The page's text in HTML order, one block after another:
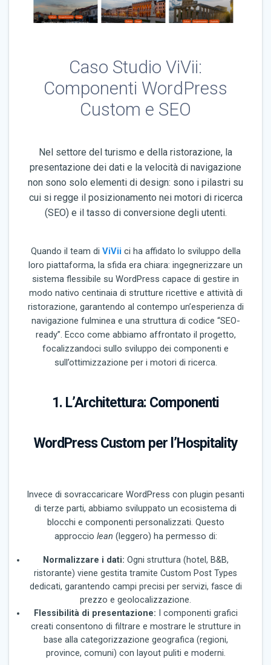
Caso Studio ViVii:
Componenti WordPress
Custom e SEO
Nel settore del turismo e della ristorazione, la
presentazione dei dati e la velocità di navigazione
non sono solo elementi di design: sono i pilastri su
cui si regge il posizionamento nei motori di ricerca
(SEO) e il tasso di conversione degli utenti.
Quando il team di ViVii ci ha affidato lo sviluppo della
loro piattaforma, la sfida era chiara: ingegnerizzare un
sistema flessibile su WordPress capace di gestire in
modo nativo centinaia di strutture ricettive e attività di
ristorazione, garantendo al contempo un’esperienza di
navigazione fulminea e una struttura di codice “SEO-
ready”. Ecco come abbiamo affrontato il progetto,
focalizzandoci sullo sviluppo dei componenti e
sull’ottimizzazione per i motori di ricerca.
1. L’Architettura: Componenti
WordPress Custom per l’Hospitality
Invece di sovraccaricare WordPress con plugin pesanti
di terze parti, abbiamo sviluppato un ecosistema di
blocchi e componenti personalizzati. Questo
approccio lean (leggero) ha permesso di:
Normalizzare i dati: Ogni struttura (hotel, B&B,
ristorante) viene gestita tramite Custom Post Types
dedicati, garantendo campi precisi per servizi, fasce di
prezzo e geolocalizzazione.
Flessibilità di presentazione: I componenti grafici
creati consentono di filtrare e mostrare le strutture in
base alla categorizzazione geografica (regioni,
province, comuni) con layout puliti e moderni.